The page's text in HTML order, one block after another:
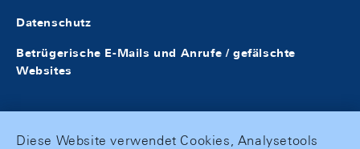
Datenschutz
Betrügerische E-Mails und Anrufe / gefälschte
Websites
Diese Website verwendet Cookies, Analysetools